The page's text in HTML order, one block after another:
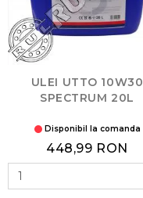
ULEI UTTO 10W30
SPECTRUM 20L
Disponibil la comanda
448,99 RON